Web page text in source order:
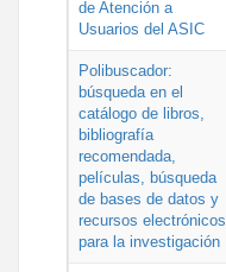
de Atención a
Usuarios del ASIC
Polibuscador:
búsqueda en el
catálogo de libros,
bibliografía
recomendada,
películas, búsqueda
de bases de datos y
recursos electrónicos
para la investigación